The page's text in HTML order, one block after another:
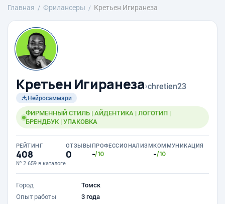
Главная Фрилансеры Кретьен Игиранеза
Кретьен Игиранеза›chretien23
Нейросаммари
ФИРМЕННЫЙ СТИЛЬ | АЙДЕНТИКА | ЛОГОТИП |
БРЕНДБУК | УПАКОВКА
РЕЙТИНГ
408
№ 2 659 в каталоге
ОТЗЫВЫ
0
ПРОФЕССИОНАЛИЗМ
-/10
КОММУНИКАЦИЯ
-/10
Город
Томск
Опыт работы
3 года